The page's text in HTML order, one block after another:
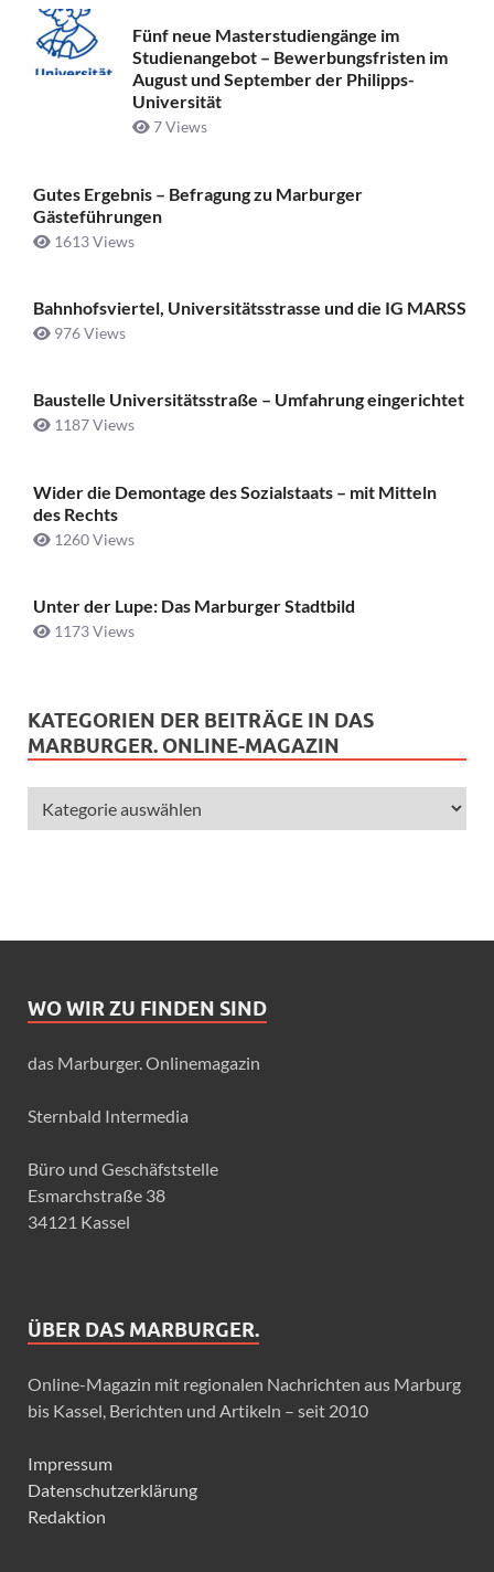
Fünf neue Masterstudiengänge im
Studienangebot – Bewerbungsfristen im
August und September der Philipps-
Universität
7 Views
Gutes Ergebnis – Befragung zu Marburger
Gästeführungen
1613 Views
Bahnhofsviertel, Universitätsstrasse und die IG MARSS
976 Views
Baustelle Universitätsstraße ­– Umfahrung eingerichtet
1187 Views
Wider die Demontage des Sozialstaats – mit Mitteln
des Rechts
1260 Views
Unter der Lupe: Das Marburger Stadtbild
1173 Views
KATEGORIEN DER BEITRÄGE IN DAS
MARBURGER. ONLINE-MAGAZIN
WO WIR ZU FINDEN SIND
das Marburger. Onlinemagazin
Sternbald Intermedia
Büro und Geschäfststelle
Esmarchstraße 38
34121 Kassel
ÜBER DAS MARBURGER.
Online-Magazin mit regionalen Nachrichten aus Marburg
bis Kassel, Berichten und Artikeln – seit 2010
Impressum
Datenschutzerklärung
Redaktion